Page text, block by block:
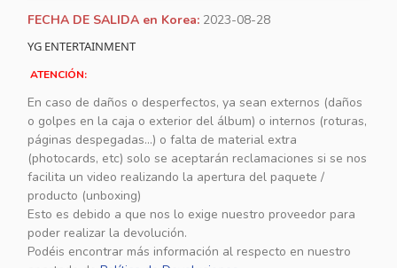
FECHA DE SALIDA en Korea: 2023-08-28
YG ENTERTAINMENT
ATENCIÓN:
En caso de daños o desperfectos, ya sean externos (daños
o golpes en la caja o exterior del álbum) o internos (roturas,
páginas despegadas...) o falta de material extra
(photocards, etc) solo se aceptarán reclamaciones si se nos
facilita un video realizando la apertura del paquete /
producto (unboxing)
Esto es debido a que nos lo exige nuestro proveedor para
poder realizar la devolución.
Podéis encontrar más información al respecto en nuestro